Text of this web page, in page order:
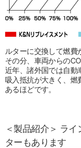
ルターに交換して燃費
その分、車両からの
近年、諸外国では自動
吸入抵抗が大きく、燃
あるほどです。
＜製品紹介＞ ラ
ターもあります